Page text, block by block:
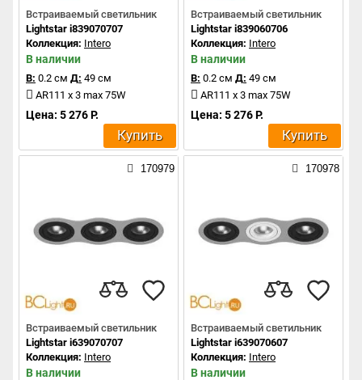
Встраиваемый светильник
Lightstar i839070707
Коллекция: Intero
В наличии
В: 0.2 см Д: 49 см
AR111 x 3 max 75W
Цена: 5 276 Р.
Купить
Встраиваемый светильник
Lightstar i839060706
Коллекция: Intero
В наличии
В: 0.2 см Д: 49 см
AR111 x 3 max 75W
Цена: 5 276 Р.
Купить
170979
Встраиваемый светильник
Lightstar i639070707
Коллекция: Intero
В наличии
170978
Встраиваемый светильник
Lightstar i639070607
Коллекция: Intero
В наличии